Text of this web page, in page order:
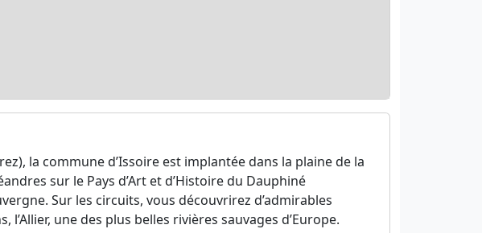
la commune d’Issoire est implantée dans la plaine de la
sur le Pays d’Art et d’Histoire du Dauphiné
Sur les circuits, vous découvrirez d’admirables
une des plus belles rivières sauvages d’Europe.